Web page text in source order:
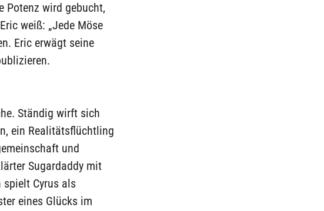
Potenz wird gebucht,
weiß: „Jede Möse
Eric erwägt seine
Ständig wirft sich
ein Realitätsflüchtling
und
Sugardaddy mit
Cyrus als
eines Glücks im